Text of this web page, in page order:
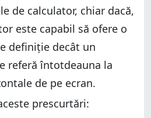
de calculator, chiar dacă,
este capabil să ofere o
definiție decât un
referă întotdeauna la
de pe ecran.
prescurtări: